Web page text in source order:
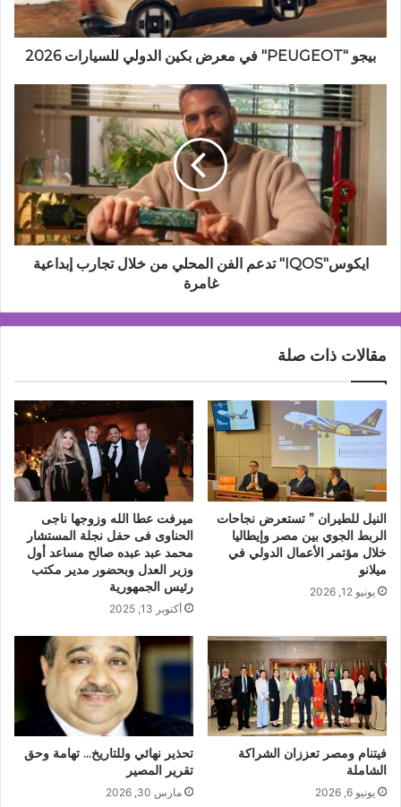
بيجو "PEUGEOT" في معرض بكين الدولي للسيارات 2026
ايكوس"IQOS"
غامرة
ايكوس"IQOS" تدعم الفن المحلي من خلال تجارب إبداعية
غامرة
مقالات ذات صلة
النيل للطيران ” تستعرض نجاحات
الربط الجوي بين مصر وإيطاليا
خلال مؤتمر الأعمال الدولي في
ميلانو
يونيو 12, 2026
ميرفت عطا الله وزوجها ناجى
الحناوى فى حفل نجلة المستشار
محمد عبد عبده صالح مساعد أول
وزير العدل وبحضور مدير مكتب
رئيس الجمهورية
أكتوبر 13, 2025
فيتنام ومصر تعززان الشراكة
الشاملة
يونيو 6, 2026
تحذير نهائي وللتاريخ… تهامة وحق
تقرير المصير
مارس 30, 2026